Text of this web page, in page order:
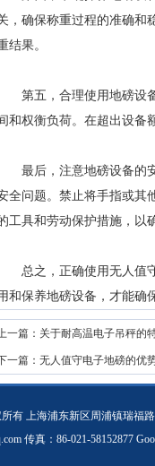
，确保称重过程的准确和
结果。
第五，合理使用地磅设备
和权衡负荷。在超出设备
最后，注意地磅设备的安
全问题。禁止将手指或其
工具和劳动保护措施，以
总之，正确使用无人值守
和保养地磅设备，才能确
一篇： 关于耐高温电子吊秤的
一篇： 无人值守电子地磅的优
有 上海浦东新区周浦镇瑞福
传真：86-021-58152877